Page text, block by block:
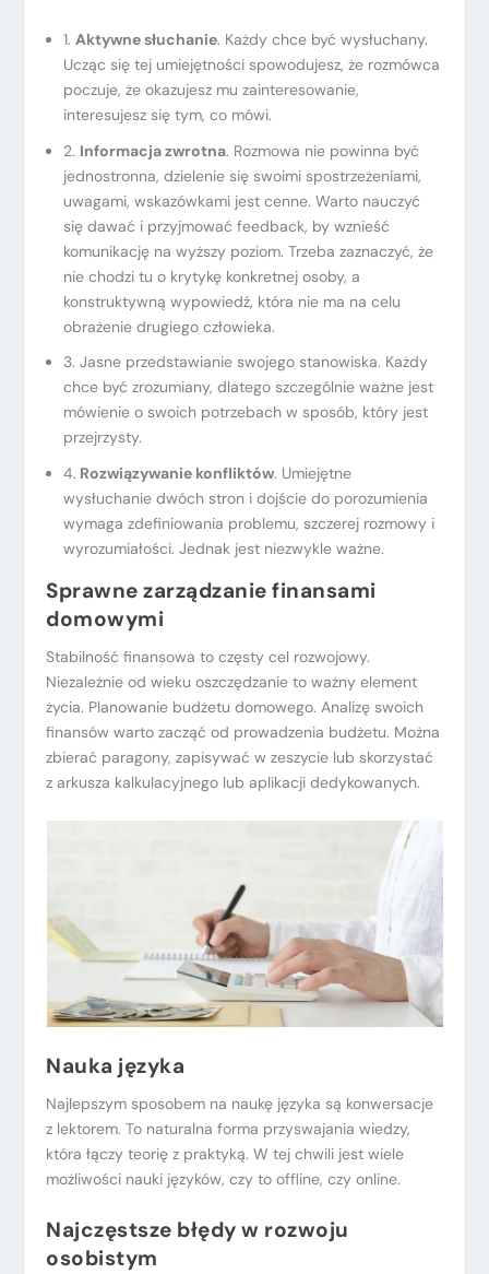
1.Aktywne słuchanie. Każdy chce być wysłuchany.
Ucząc się tej umiejętności spowodujesz, że rozmówca
poczuje, że okazujesz mu zainteresowanie,
interesujesz się tym, co mówi.
2. Informacja zwrotna. Rozmowa nie powinna być
jednostronna, dzielenie się swoimi spostrzeżeniami,
uwagami, wskazówkami jest cenne. Warto nauczyć
się dawać i przyjmować feedback, by wznieść
komunikację na wyższy poziom. Trzeba zaznaczyć, że
nie chodzi tu o krytykę konkretnej osoby, a
konstruktywną wypowiedź, która nie ma na celu
obrażenie drugiego człowieka.
3. Jasne przedstawianie swojego stanowiska. Każdy
chce być zrozumiany, dlatego szczególnie ważne jest
mówienie o swoich potrzebach w sposób, który jest
przejrzysty.
4. Rozwiązywanie konfliktów. Umiejętne
wysłuchanie dwóch stron i dojście do porozumienia
wymaga zdefiniowania problemu, szczerej rozmowy i
wyrozumiałości. Jednak jest niezwykle ważne.
Sprawne zarządzanie finansami
domowymi
Stabilność finansowa to częsty cel rozwojowy.
Niezależnie od wieku oszczędzanie to ważny element
życia. Planowanie budżetu domowego. Analizę swoich
finansów warto zacząć od prowadzenia budżetu. Można
zbierać paragony, zapisywać w zeszycie lub skorzystać
z arkusza kalkulacyjnego lub aplikacji dedykowanych.
Nauka języka
Najlepszym sposobem na naukę języka są konwersacje
z lektorem. To naturalna forma przyswajania wiedzy,
która łączy teorię z praktyką. W tej chwili jest wiele
możliwości nauki języków, czy to offline, czy online.
Najczęstsze błędy w rozwoju
osobistym